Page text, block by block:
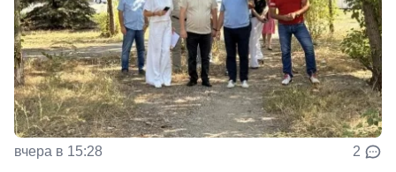
вчера в 15:28 2